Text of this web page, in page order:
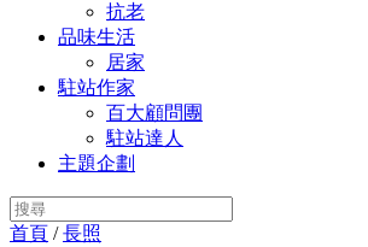
抗老
品味生活
居家
駐站作家
百大顧問團
駐站達人
主題企劃
首頁 /長照